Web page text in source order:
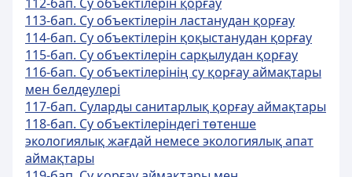
113-бап. Су объектiлерiн ластанудан қорғау
114-бап. Су объектiлерiн қоқыстанудан қорғау
115-бап. Су объектiлерiн сарқылудан қорғау
116-бап. Су объектiлерiнiң су қорғау аймақтары
мен белдеулерi
117-бап. Суларды санитарлық қорғау аймақтары
118-бап. Су объектiлеріндегі төтенше
экологиялық жағдай немесе экологиялық апат
аймақтары